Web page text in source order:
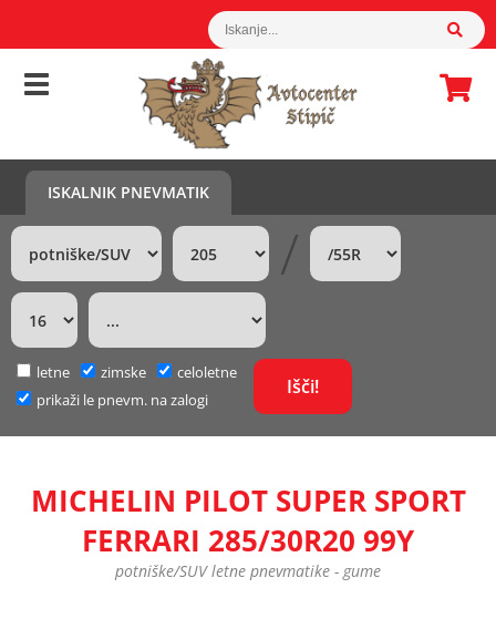
ISKALNIK PNEVMATIK
/
letne zimske
celoletne
prikaži le pnevm. na zalogi
MICHELIN PILOT SUPER SPORT
FERRARI 285/30R20 99Y
potniške/SUV letne pnevmatike - gume